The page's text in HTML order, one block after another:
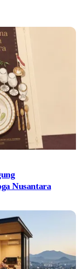
Nusantara